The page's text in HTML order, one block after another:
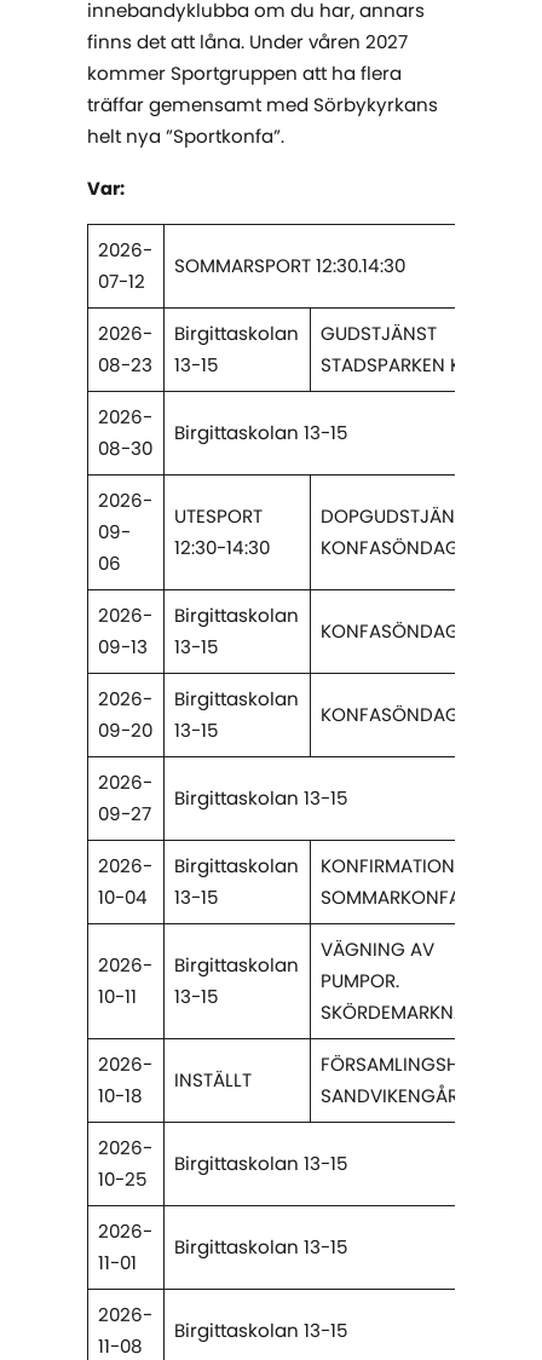
innebandyklubba om du har, annars
finns det att låna. Under våren 2027
kommer Sportgruppen att ha flera
träffar gemensamt med Sörbykyrkans
helt nya ”Sportkonfa”.
Var:
2026-
07-12
SOMMARSPORT 12:30.14:30
2026-
08-23
Birgittaskolan
13-15
GUDSTJÄNST
STADSPARKEN KL 11.
2026-
08-30
Birgittaskolan 13-15
2026-
09-
06
UTESPORT
12:30-14:30
DOPGUDSTJÄNST.
KONFASÖNDAG.
2026-
09-13
Birgittaskolan
13-15
KONFASÖNDAG.
2026-
09-20
Birgittaskolan
13-15
KONFASÖNDAG.
2026-
09-27
Birgittaskolan 13-15
2026-
10-04
Birgittaskolan
13-15
KONFIRMATION
SOMMARKONFA.
2026-
10-11
Birgittaskolan
13-15
VÄGNING AV
PUMPOR.
SKÖRDEMARKNAD.
2026-
10-18
INSTÄLLT
FÖRSAMLINGSHELG
SANDVIKENGÅRDEN.
2026-
10-25
Birgittaskolan 13-15
2026-
11-01
Birgittaskolan 13-15
2026-
11-08
Birgittaskolan 13-15